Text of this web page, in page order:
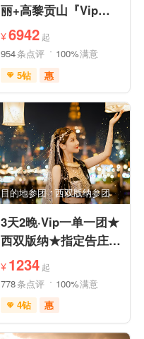
丽+高黎贡山『Vip一
单一团』豪奢五钻酒店
度假
¥6942 起
954条点评 100%满意
5钻
惠
免费接送机
免费WIFI
家庭游
情侣游
世界遗产
休闲度假
自然山水
自由活动
美食享受
目的地参团 西双版纳参团
3天2晚·Vip一单一团★
西双版纳★指定告庄内
泳池酒店或温德姆国际
连锁
¥ 1234 起
778条点评 100%满意
4钻
惠
充足自由时间
免费接送机